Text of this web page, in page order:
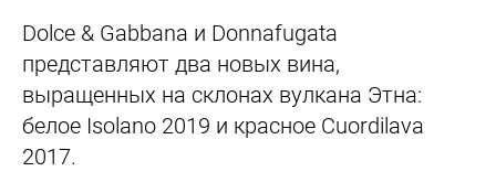
Dolce & Gabbana и Donnafugata
представляют два новых вина,
выращенных на склонах вулкана Этна:
белое Isolano 2019 и красное Cuordilava
2017.